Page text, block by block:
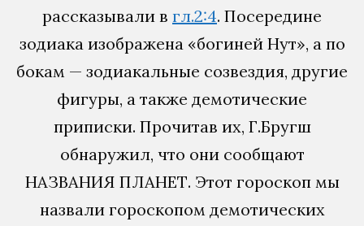
рассказывали в гл.2:4. Посередине
зодиака изображена «богиней Нут», а по
бокам — зодиакальные созвездия, другие
фигуры, а также демотические
приписки. Прочитав их, Г.Бругш
обнаружил, что они сообщают
НАЗВАНИЯ ПЛАНЕТ. Этот гороскоп мы
назвали гороскопом демотических